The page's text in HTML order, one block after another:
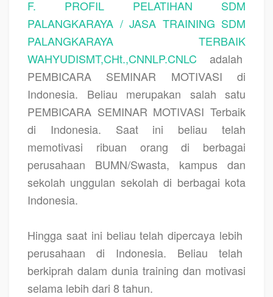
F. PROFIL PELATIHAN SDM
PALANGKARAYA / JASA TRAINING SDM
PALANGKARAYA TERBAIK
WAHYUDISMT,CHt.,CNNLP.CNLC
adalah
PEMBICARA SEMINAR MOTIVASI di
Indonesia. Beliau merupakan salah satu
PEMBICARA SEMINAR MOTIVASI Terbaik
di Indonesia. Saat ini beliau telah
memotivasi ribuan orang di berbagai
perusahaan BUMN/Swasta, kampus dan
sekolah unggulan sekolah di berbagai kota
Indonesia.
Hingga saat ini beliau telah dipercaya lebih
perusahaan di Indonesia. Beliau telah
berkiprah dalam dunia training dan motivasi
selama lebih dari 8 tahun.